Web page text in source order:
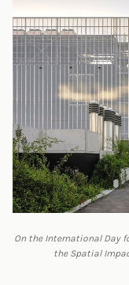
On the International Day
the Spatial